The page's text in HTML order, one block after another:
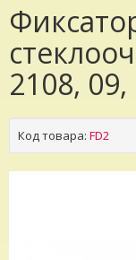
2108, 09,
Код товара: FD2